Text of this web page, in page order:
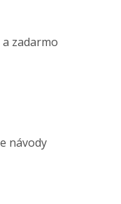
zadarmo
návody